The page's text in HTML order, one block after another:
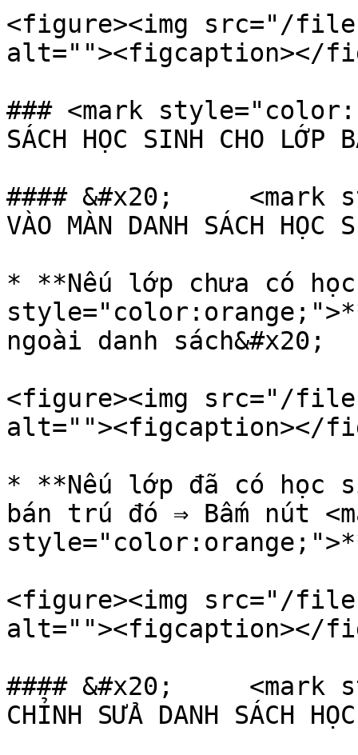
<figure><img src="/files/
alt=""><figcaption></
### <mark
SÁCH HỌC SINH CHO LỚP
#### &#x20;
VÀO MÀN DANH SÁCH
* **Nếu lớp chưa có
ngoài danh sách&#x20;
<figure><img src="/files/
alt=""><figcaption></
* **Nếu lớp đã có học
bán trú đó ⇒ Bấm nút
<figure><img src="/files/
alt=""><figcaption></
#### &#x20;
CHỈNH SỬA DANH SÁCH